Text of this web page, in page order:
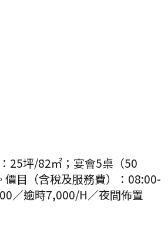
25坪/82㎡；宴會5桌（50
價目（含稅及服務費）：08:00-
／逾時7,000/H／夜間佈置